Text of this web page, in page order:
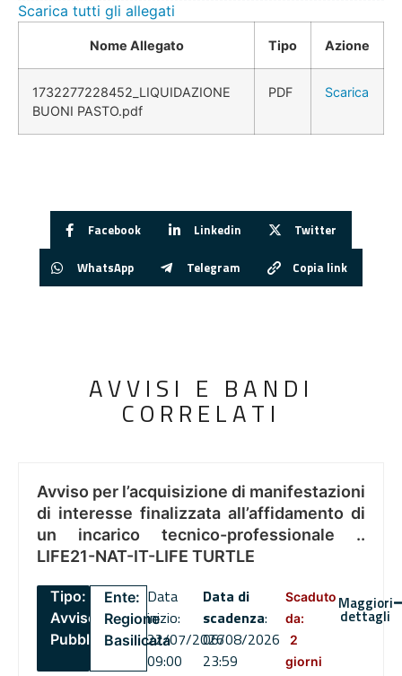
Scarica tutti gli allegati
Nome Allegato Tipo Azione
1732277228452_LIQUIDAZIONE
BUONI PASTO.pdf
PDF Scarica
Facebook Linkedin Twitter
WhatsApp Telegram Copia link
AVVISI E BANDI
CORRELATI
Avviso per l’acquisizione di manifestazioni
di interesse finalizzata all’affidamento di
un incarico tecnico-professionale ..
LIFE21-NAT-IT-LIFE TURTLE
Tipo:
Avviso
Pubblico
Ente:
Regione
Basilicata
Data
inizio:
22/07/2026
09:00
Data di
scadenza:
06/08/2026
23:59
Scaduto
da:
2
giorni
Maggiori
dettagli